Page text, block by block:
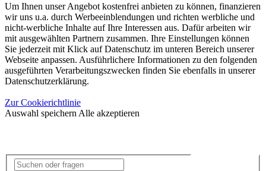
Um Ihnen unser Angebot kostenfrei anbieten zu können, finanzieren
wir uns u.a. durch Werbeeinblendungen und richten werbliche und
nicht-werbliche Inhalte auf Ihre Interessen aus. Dafür arbeiten wir
mit ausgewählten Partnern zusammen. Ihre Einstellungen können
Sie jederzeit mit Klick auf Datenschutz im unteren Bereich unserer
Webseite anpassen. Ausführlichere Informationen zu den folgenden
ausgeführten Verarbeitungszwecken finden Sie ebenfalls in unserer
Datenschutzerklärung.
Zur Cookierichtlinie
Auswahl speichern Alle akzeptieren